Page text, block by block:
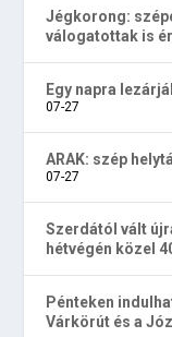
Jégkorong:
válogatottak is
Egy napra
07-27
ARAK: szép
07-27
Szerdától vált
hétvégén közel
Pénteken
Várkörút és a